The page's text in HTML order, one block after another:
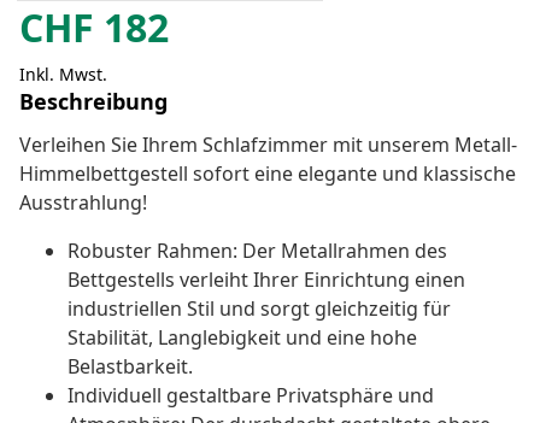
CHF 182
Inkl. Mwst.
Beschreibung
Verleihen Sie Ihrem Schlafzimmer mit unserem Metall-
Himmelbettgestell sofort eine elegante und klassische
Ausstrahlung!
Robuster Rahmen: Der Metallrahmen des
Bettgestells verleiht Ihrer Einrichtung einen
industriellen Stil und sorgt gleichzeitig für
Stabilität, Langlebigkeit und eine hohe
Belastbarkeit.
Individuell gestaltbare Privatsphäre und